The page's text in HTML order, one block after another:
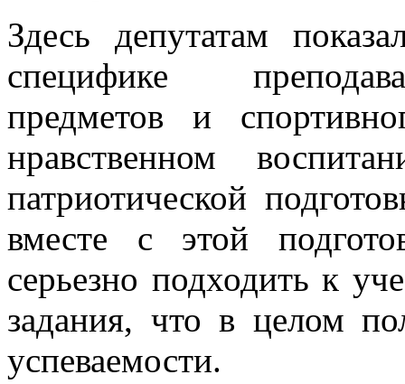
Здесь депутатам
специфике
предметов и
нравственном
патриотической
вместе с этой
серьезно подходить к
задания, что в целом
успеваемости.